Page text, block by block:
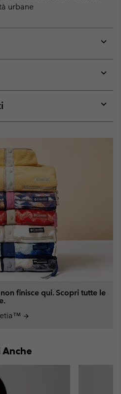
urbane
or
or
or
finisce qui. Scopri tutte le
arrow_forward